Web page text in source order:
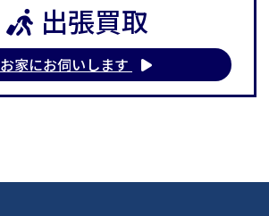
出張買取
お家にお伺いします